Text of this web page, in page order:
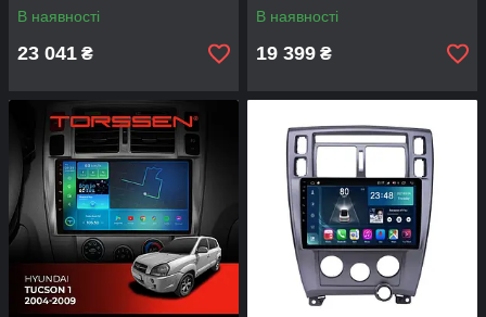
В наявності
23 041 ₴
В наявності
19 399 ₴